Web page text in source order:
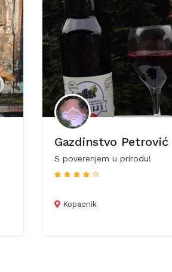
Gazdinstvo Petrović
S poverenjem u prirodu!
Kopaonik